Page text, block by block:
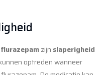
flurazepamzijn slaperigheid
optreden wanneer